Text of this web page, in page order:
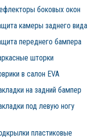
боковых окон
камеры заднего вида
переднего бампера
шторки
в салон EVA
на задний бампер
под левую ногу
пластиковые